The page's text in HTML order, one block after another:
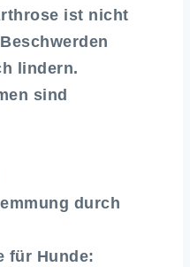
ist nicht
lindern.
sind
durch
für Hunde: